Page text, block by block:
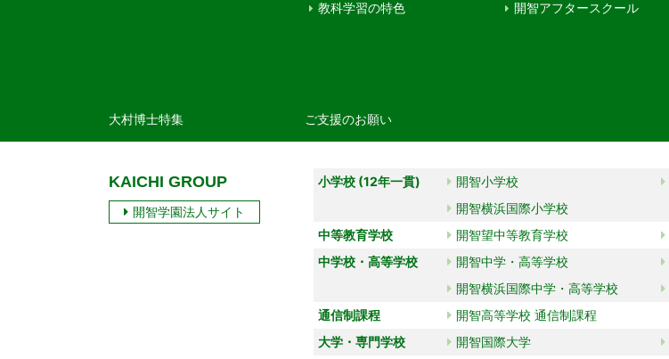
教科学習の特色
開智アフタースクール
大村博士特集 ご支援のお願い
KAICHI GROUP
開智学園法人サイト
小学校 (12年一貫) 開智小学校
開智横浜国際小学校
中等教育学校
開智望中等教育学校
中学校・高等学校
開智中学・高等学校
開智横浜国際中学・高等学校
通信制課程
開智高等学校 通信制課程
大学・専門学校
開智国際大学